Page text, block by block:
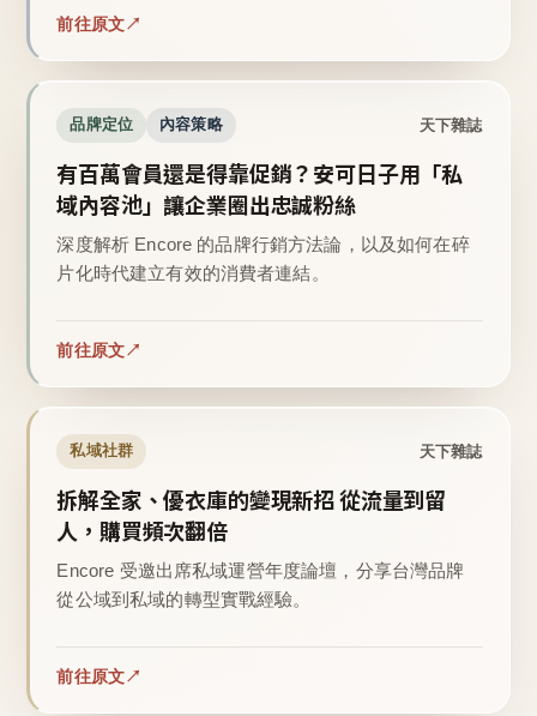
前往原文
品牌定位 內容策略 天下雜誌
有百萬會員還是得靠促銷？安可日子用「私
域內容池」讓企業圈出忠誠粉絲
深度解析 Encore 的品牌行銷方法論，以及如何在碎
片化時代建立有效的消費者連結。
前往原文
私域社群 天下雜誌
拆解全家、優衣庫的變現新招 從流量到留
人，購買頻次翻倍
Encore 受邀出席私域運營年度論壇，分享台灣品牌
從公域到私域的轉型實戰經驗。
前往原文